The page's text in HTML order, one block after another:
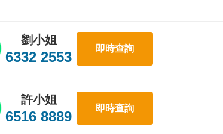
劉小姐
6332 2553
即時查詢
許小姐
6516 8889
即時查詢